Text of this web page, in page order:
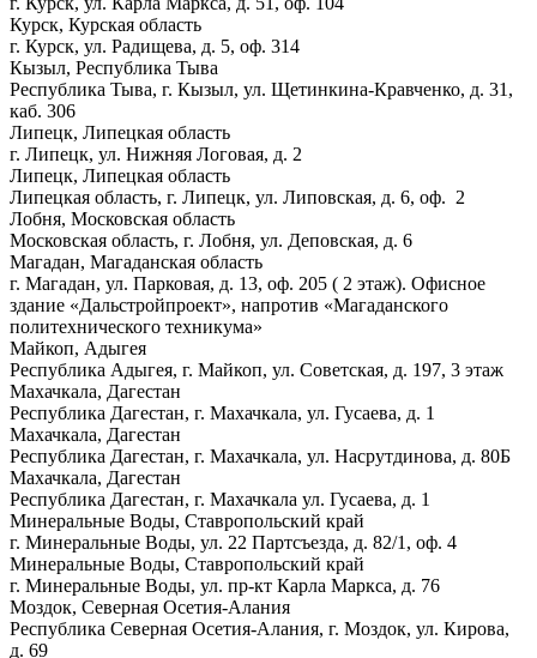
Курск, Курская область
г. Курск, ул. Радищева, д. 5, оф. 314
Кызыл, Республика Тыва
Республика Тыва, г. Кызыл, ул. Щетинкина-Кравченко, д. 31,
каб. 306
Липецк, Липецкая область
г. Липецк, ул. Нижняя Логовая, д. 2
Липецк, Липецкая область
Липецкая область, г. Липецк, ул. Липовская, д. 6, оф. 2
Лобня, Московская область
Московская область, г. Лобня, ул. Деповская, д. 6
Магадан, Магаданская область
г. Магадан, ул. Парковая, д. 13, оф. 205 ( 2 этаж). Офисное
здание «Дальстройпроект», напротив «Магаданского
политехнического техникума»
Майкоп, Адыгея
Республика Адыгея, г. Майкоп, ул. Советская, д. 197, 3 этаж
Махачкала, Дагестан
Республика Дагестан, г. Махачкала, ул. Гусаева, д. 1
Махачкала, Дагестан
Республика Дагестан, г. Махачкала, ул. Насрутдинова, д. 80Б
Махачкала, Дагестан
Республика Дагестан, г. Махачкала ул. Гусаева, д. 1
Минеральные Воды, Ставропольский край
г. Минеральные Воды, ул. 22 Партсъезда, д. 82/1, оф. 4
Минеральные Воды, Ставропольский край
г. Минеральные Воды, ул. пр-кт Карла Маркса, д. 76
Моздок, Северная Осетия-Алания
Республика Северная Осетия-Алания, г. Моздок, ул. Кирова,
д. 69